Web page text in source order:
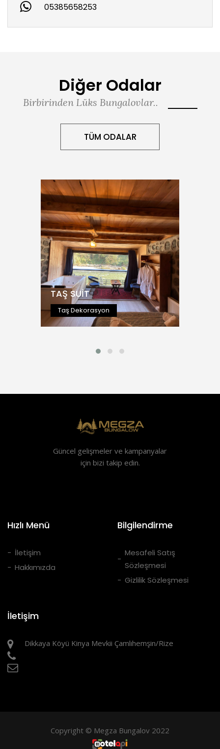
05385658253
Diğer Odalar
Birbirinden Lüks Bungalovlar..
TÜM ODALAR
TAŞ SUİT
Taş Dekorasyon
TAŞ SUİT
Taş Dekorasyon
İncele
Güncel gelişmeler ve kampanyalar
için bizi takip edin.
Hızlı Menü
İletişim
Hakkımızda
Bilgilendirme
Mesafeli Satış
Sözleşmesi
Gizlilik Sözleşmesi
İletişim
Dikkaya Köyü Kinya Mevkii Çamlıhemşin/Rize
Copyright © Megza Bungalov 2022